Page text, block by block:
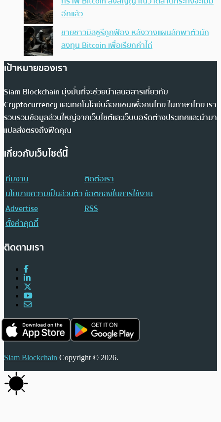
อีกแล้ว
ชายชาวมิสซูรีถูกฟ้อง หลังวางแผนลักพาตัวนัก
ลงทุน Bitcoin เพื่อเรียกค่าไถ่
เป้าหมายของเรา
Siam Blockchain มุ่งมั่นที่จะช่วยนำเสนอสารเกี่ยวกับ
Cryptocurrency และเทคโนโลยีบล็อกเชนเพื่อคนไทย ในภาษาไทย เรา
รวบรวมข้อมูลส่วนใหญ่จากเว็บไซต์และเว็บบอร์ดต่างประเทศและนำมา
แปลส่งตรงถึงฟีดคุณ
เกี่ยวกับเว็บไซต์นี้
ทีมงาน
ติดต่อเรา
นโยบายความเป็นส่วนตัวข้อตกลงในการใช้งาน
Advertise
RSS
ตั้งค่าคุกกี้
ติดตามเรา
Siam Blockchain Copyright © 2026.